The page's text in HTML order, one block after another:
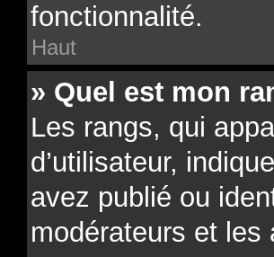
fonctionnalité.
Haut
» Quel est mon
Les rangs, qui
d’utilisateur,
avez publié ou
modérateurs et les